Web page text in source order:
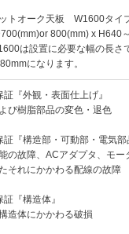
トオーク天板 W1600タ
800(mm) x H640
は設置に必要な幅の長さ
になります。
証『外観・表面仕上げ』
び樹脂部品の変色・退色
証『構造部・可動部・電気部
の故障、ACアダプタ、モー
それにかかわる配線の故障
証『構造体』
造体にかかわる破損